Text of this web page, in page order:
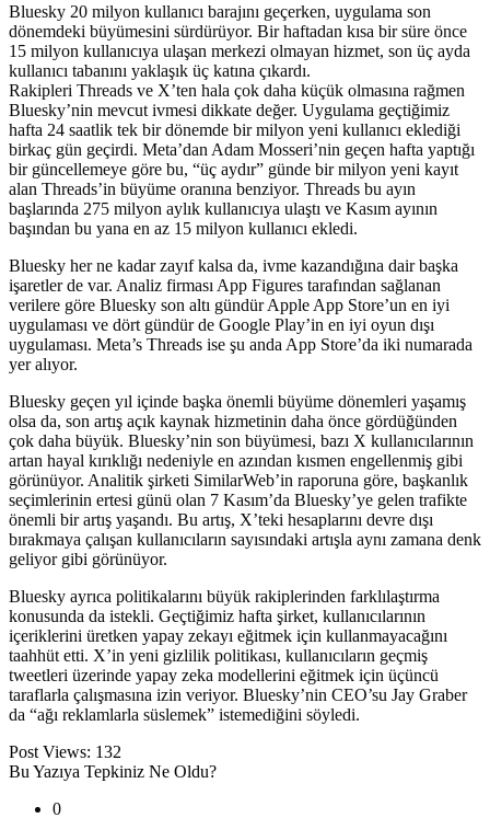
Bluesky 20 milyon kullanıcı barajını geçerken, uygulama son
dönemdeki büyümesini sürdürüyor. Bir haftadan kısa bir süre önce
15 milyon kullanıcıya ulaşan merkezi olmayan hizmet, son üç ayda
kullanıcı tabanını yaklaşık üç katına çıkardı.
Rakipleri Threads ve X’ten hala çok daha küçük olmasına rağmen
Bluesky’nin mevcut ivmesi dikkate değer. Uygulama geçtiğimiz
hafta 24 saatlik tek bir dönemde bir milyon yeni kullanıcı eklediği
birkaç gün geçirdi. Meta’dan Adam Mosseri’nin geçen hafta yaptığı
bir güncellemeye göre bu, “üç aydır” günde bir milyon yeni kayıt
alan Threads’in büyüme oranına benziyor. Threads bu ayın
başlarında 275 milyon aylık kullanıcıya ulaştı ve Kasım ayının
başından bu yana en az 15 milyon kullanıcı ekledi.
Bluesky her ne kadar zayıf kalsa da, ivme kazandığına dair başka
işaretler de var. Analiz firması App Figures tarafından sağlanan
verilere göre Bluesky son altı gündür Apple App Store’un en iyi
uygulaması ve dört gündür de Google Play’in en iyi oyun dışı
uygulaması. Meta’s Threads ise şu anda App Store’da iki numarada
yer alıyor.
Bluesky geçen yıl içinde başka önemli büyüme dönemleri yaşamış
olsa da, son artış açık kaynak hizmetinin daha önce gördüğünden
çok daha büyük. Bluesky’nin son büyümesi, bazı X kullanıcılarının
artan hayal kırıklığı nedeniyle en azından kısmen engellenmiş gibi
görünüyor. Analitik şirketi SimilarWeb’in raporuna göre, başkanlık
seçimlerinin ertesi günü olan 7 Kasım’da Bluesky’ye gelen trafikte
önemli bir artış yaşandı. Bu artış, X’teki hesaplarını devre dışı
bırakmaya çalışan kullanıcıların sayısındaki artışla aynı zamana denk
geliyor gibi görünüyor.
Bluesky ayrıca politikalarını büyük rakiplerinden farklılaştırma
konusunda da istekli. Geçtiğimiz hafta şirket, kullanıcılarının
içeriklerini üretken yapay zekayı eğitmek için kullanmayacağını
taahhüt etti. X’in yeni gizlilik politikası, kullanıcıların geçmiş
tweetleri üzerinde yapay zeka modellerini eğitmek için üçüncü
taraflarla çalışmasına izin veriyor. Bluesky’nin CEO’su Jay Graber
da “ağı reklamlarla süslemek” istemediğini söyledi.
Post Views: 132
Bu Yazıya Tepkiniz Ne Oldu?
0